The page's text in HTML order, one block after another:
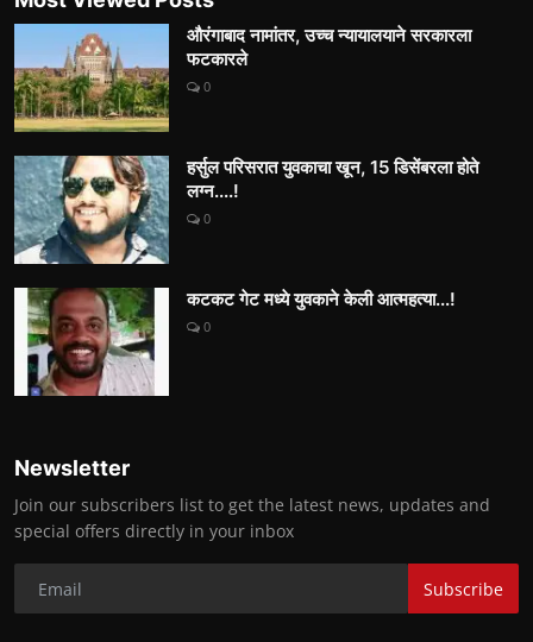
औरंगाबाद नामांतर, उच्च न्यायालयाने सरकारला
फटकारले
0
हर्सुल परिसरात युवकाचा खून, 15 डिसेंबरला होते
लग्न....!
0
कटकट गेट मध्ये युवकाने केली आत्महत्या...!
0
Newsletter
Join our subscribers list to get the latest news, updates and
special offers directly in your inbox
Subscribe